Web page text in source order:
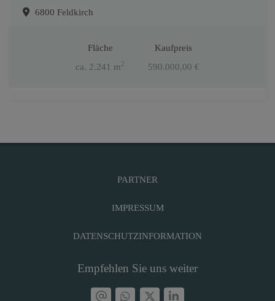
6800 Feldkirch
Fläche
ca. 2.241 m2
Kaufpreis
590.000,00 €
PARTNER
IMPRESSUM
DATENSCHUTZINFORMATION
Empfehlen Sie uns weiter